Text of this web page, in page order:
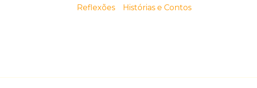
Reflexões
Histórias e Contos